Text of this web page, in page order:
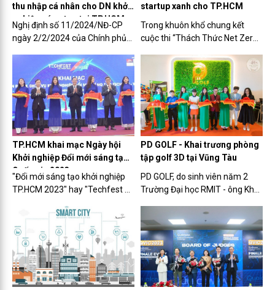
thu nhập cá nhân cho DN khởi
nghiệp sáng tạo tại TP.HCM
Nghị định số 11/2024/NĐ-CP
ngày 2/2/2024 của Chính phủ
nhập doanh nghiệp, miễn thuế
thu nhập cá nhân cho các công
ty khởi nghiệp sáng tạo trên địa
bàn TP.HCM.
startup xanh cho TP.HCM
Trong khuôn khổ chung kết
cuộc thi “Thách Thức Net Zero
nêu ý kiến về việc thành lập một
trung tâm ươm tạo các startup
lĩnh vực kinh tế xanh để thuận
tiện hút vốn và thí điểm...
TP.HCM khai mạc Ngày hội
Khởi nghiệp Đổi mới sáng tạo
Quốc gia 2023
"Đổi mới sáng tạo khởi nghiệp
TP.HCM 2023" hay "Techfest –
Công nghệ phối hợp UBND
TP.HCM tổ chức, đã chính thức
được khai mạc.
PD GOLF - Khai trương phòng
tập golf 3D tại Vũng Tàu
PD GOLF, do sinh viên năm 2
Trường Đại học RMIT - ông Kha
khai trương phòng tập golf 3D
tại Vũng Tàu vào ngày 9/11.
Đây là một mô hình độc đáo
được đầu tư bởi giới trẻ GenZ,...